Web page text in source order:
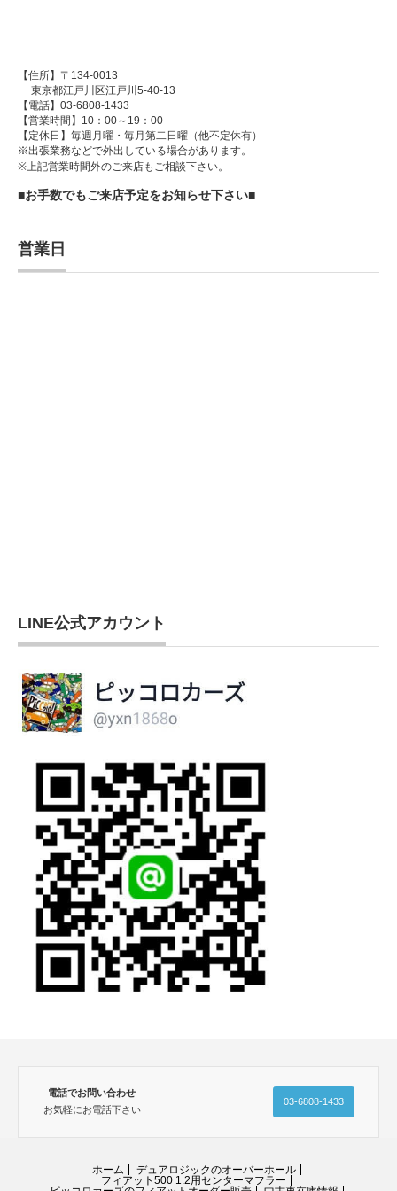
【住所】〒134-0013
東京都江戸川区江戸川5-40-13
【電話】03-6808-1433
【営業時間】10：00～19：00
【定休日】毎週月曜・毎月第二日曜（他不定休有）
※出張業務などで外出している場合があります。
※上記営業時間外のご来店もご相談下さい。
■お手数でもご来店予定をお知らせ下さい■
営業日
LINE公式アカウント
電話でお問い合わせ
お気軽にお電話下さい
03-6808-1433
ホーム
デュアロジックのオーバーホール
フィアット500 1.2用センターマフラー